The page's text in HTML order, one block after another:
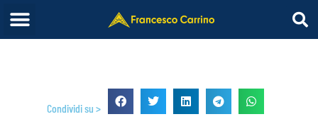
Condividi su >